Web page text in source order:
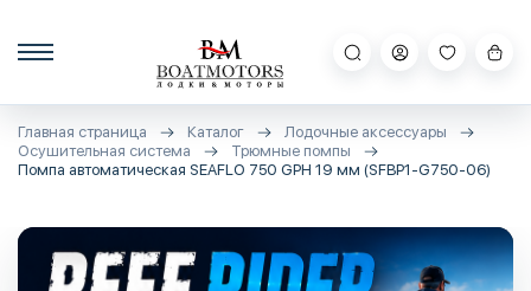
Главная страница Каталог
Лодочные аксессуары
Осушительная система
Трюмные помпы
Помпа автоматическая SEAFLO 750 GPH 19 мм (SFBP1-G750-06)